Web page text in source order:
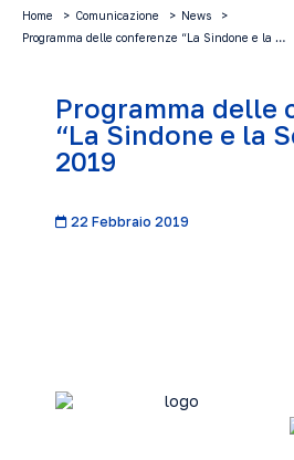
Home Comunicazione
News
Programma delle conferenze “La Sindone e la …
Programma delle
“La Sindone e la
2019
22 Febbraio 2019